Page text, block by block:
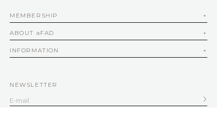
MEMBERSHIP
ABOUT aFAD
INFORMATION
NEWSLETTER